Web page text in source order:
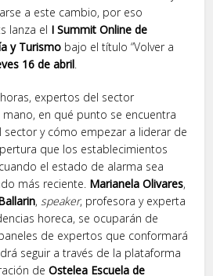
a este cambio, por eso
lanza el I Summit Online de
y Turismo bajo el título “Volver a
16 de abril
expertos del sector
en qué punto se encuentra
y cómo empezar a liderar de
que los establecimientos
el estado de alarma sea
más reciente. Marianela Olivares,
, speaker, profesora y experta
horeca, se ocuparán de
de expertos que conformará
seguir a través de la plataforma
deOstelea Escuela de